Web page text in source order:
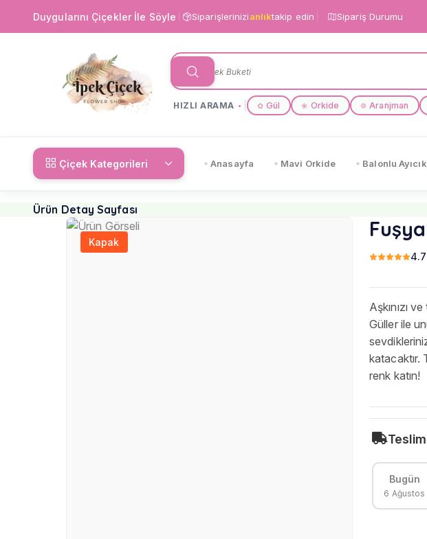
Duygularını Çiçekler İle Söyle Siparişlerinizianlıktakip edin Sipariş Durumu
HIZLI ARAMA ✿ Gül ❀ Orkide ❁ Aranjman
Çiçek Kategorileri Anasayfa Mavi Orkide Balonlu
Ürün Detay Sayfası
Kapak
Aşkınızı
Güller ile
katacaktır.
renk katın!
Bugün
6 Ağustos